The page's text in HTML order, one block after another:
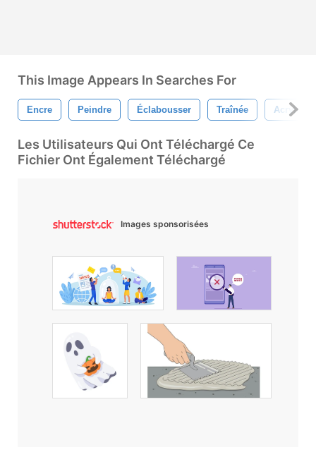
This Image Appears In Searches For
Encre Peindre Éclabousser Traînée Acrylique
Les Utilisateurs Qui Ont Téléchargé Ce
Fichier Ont Également Téléchargé
Images sponsorisées